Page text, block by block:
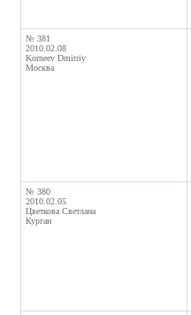
№ 381
2010.02.08
Korneev Dmitriy
Москва
№ 380
2010.02.05
Цветкова Светлана
Курган